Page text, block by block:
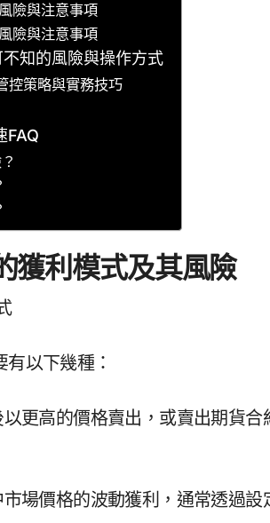
險與注意事項
險與注意事項
知的風險與操作方式
控策略與實務技巧
FAQ
獲利模式及其風險
以下幾種：
更高的價格賣出，或賣出期貨
場價格的波動獲利，通常透過設